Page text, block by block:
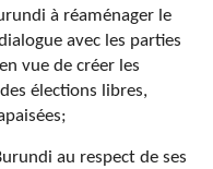
à réaménager le
avec les parties
vue de créer les
élections libres,
au respect de ses